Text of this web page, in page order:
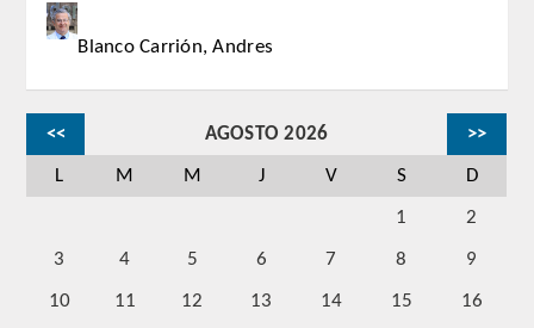
MONOGRAFÍAS
CONVENIOS
PRENSA
Comunicación
Blanco Carrión, Andres
<< AGOSTO 2026 >>
L M M J V S D
1 2
3 4 5 6 7 8 9
10 11 12 13 14 15 16